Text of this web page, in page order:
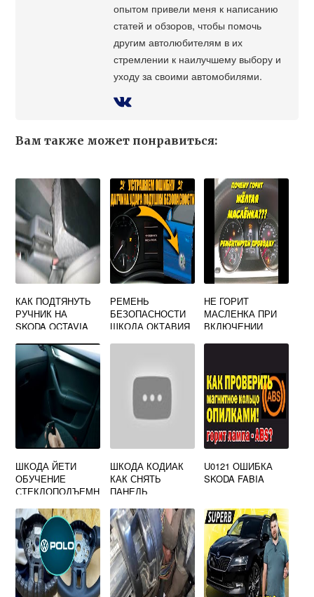
опытом привели меня к написанию
статей и обзоров, чтобы помочь
другим автолюбителям в их
стремлении к наилучшему выбору и
уходу за своими автомобилями.
Вам также может понравиться:
КАК ПОДТЯНУТЬ
РУЧНИК НА
SKODA OCTAVIA
РЕМЕНЬ
БЕЗОПАСНОСТИ
ШКОДА ОКТАВИЯ
НЕ ГОРИТ
МАСЛЕНКА ПРИ
ВКЛЮЧЕНИИ
ШКОДА ЙЕТИ
ОБУЧЕНИЕ
СТЕКЛОПОДЪЕМН
ШКОДА КОДИАК
КАК СНЯТЬ
ПАНЕЛЬ
U0121 ОШИБКА
SKODA FABIA